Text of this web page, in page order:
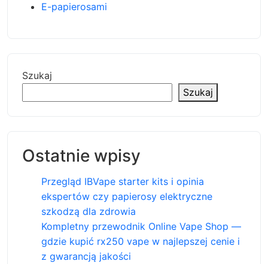
E-papierosami
Szukaj
Szukaj
Ostatnie wpisy
Przegląd IBVape starter kits i opinia
ekspertów czy papierosy elektryczne
szkodzą dla zdrowia
Kompletny przewodnik Online Vape Shop —
gdzie kupić rx250 vape w najlepszej cenie i
z gwarancją jakości